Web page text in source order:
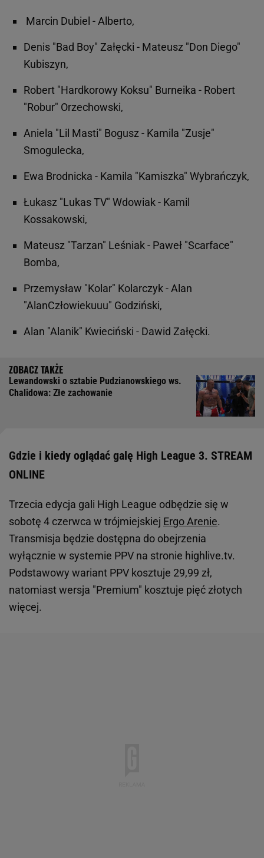
Marcin Dubiel - Alberto,
Denis "Bad Boy" Załęcki - Mateusz "Don Diego"
Kubiszyn,
Robert "Hardkorowy Koksu" Burneika - Robert
"Robur" Orzechowski,
Aniela "Lil Masti" Bogusz - Kamila "Zusje"
Smogulecka,
Ewa Brodnicka - Kamila "Kamiszka" Wybrańczyk,
Łukasz "Lukas TV" Wdowiak - Kamil
Kossakowski,
Mateusz "Tarzan" Leśniak - Paweł "Scarface"
Bomba,
Przemysław "Kolar" Kolarczyk - Alan
"AlanCzłowiekuuu" Godziński,
Alan "Alanik" Kwieciński - Dawid Załęcki.
Lewandowski o sztabie Pudzianowskiego ws.
Chalidowa: Złe zachowanie
Gdzie i kiedy oglądać galę High League 3. STREAM
ONLINE
Trzecia edycja gali High League odbędzie się w
sobotę 4 czerwca w trójmiejskiej Ergo Arenie.
Transmisja będzie dostępna do obejrzenia
wyłącznie w systemie PPV na stronie highlive.tv.
Podstawowy wariant PPV kosztuje 29,99 zł,
natomiast wersja "Premium" kosztuje pięć złotych
więcej.